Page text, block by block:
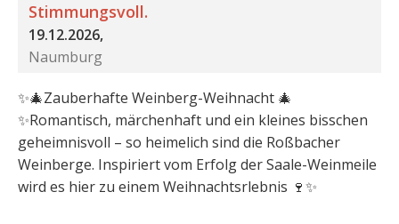
Stimmungsvoll.
19.12.2026,
Naumburg
✨🎄Zauberhafte Weinberg-Weihnacht 🎄
✨Romantisch, märchenhaft und ein kleines bisschen
geheimnisvoll – so heimelich sind die Roßbacher
Weinberge. Inspiriert vom Erfolg der Saale-Weinmeile
wird es hier zu einem Weihnachtsrlebnis 🍷✨